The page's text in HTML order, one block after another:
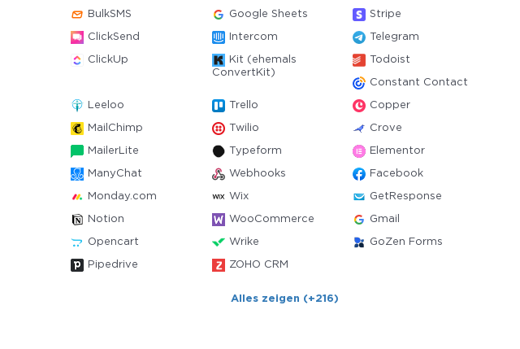
BulkSMS Google Sheets Stripe
ClickSend Intercom Telegram
ClickUp
Kit (ehemals
ConvertKit)
Todoist
Constant Contact
Leeloo Trello Copper
MailChimp Twilio Crove
MailerLite Typeform Elementor
ManyChat Webhooks Facebook
Monday.com Wix GetResponse
Notion WooCommerce Gmail
Opencart Wrike GoZen Forms
Pipedrive ZOHO CRM
Alles zeigen (+216)